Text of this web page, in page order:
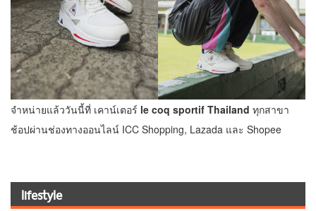
จำหน่ายแล้ววันนี้ที่ เคาน์เตอร์ le coq sportif Thailand ทุกสาขา
ช้อปผ่านช่องทางออนไลน์ ICC Shopping, Lazada และ Shopee
lifestyle